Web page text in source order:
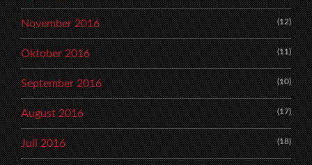
November 2016 (12)
Oktober 2016 (11)
September 2016 (10)
August 2016 (17)
Juli 2016 (18)